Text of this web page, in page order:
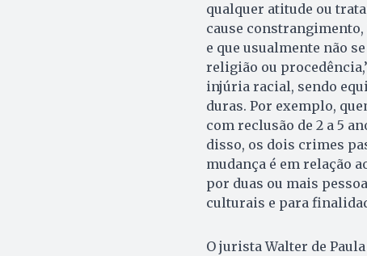
qualquer atitude ou
cause
e que usualmente não
religião ou
injúria racial, sendo
duras. Por exemplo,
com reclusão de 2 a 5
disso, os dois crimes
mudança é em relação
por duas ou mais
culturais e para
O jurista Walter de